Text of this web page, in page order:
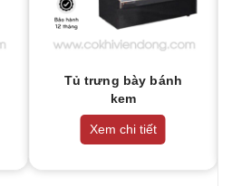
Tủ trưng bày bánh
kem
Xem chi tiết